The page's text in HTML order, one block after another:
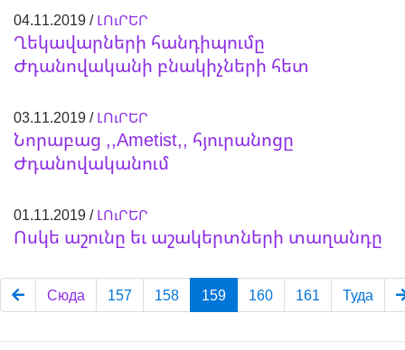
04.11.2019 /ԼՈւՐԵՐ
Ղեկավարների հանդիպումը
Ժդանովականի բնակիչների հետ
03.11.2019 /ԼՈւՐԵՐ
Նորաբաց ,,Ametist,, հյուրանոցը
Ժդանովականում
01.11.2019 /ԼՈւՐԵՐ
Ոսկե աշունը եւ աշակերտների տաղանդը
Сюда 157 158 159 160 161 Туда